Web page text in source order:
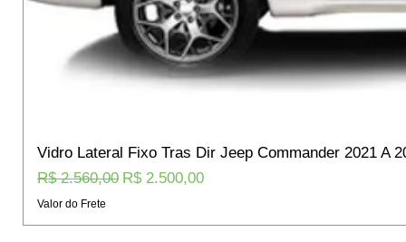
Vidro Lateral Fixo Tras Dir Jeep Commander 2021 A
Preço normal
R$ 2.560,00 Preço promocional
R$ 2.500,00
Valor do Frete